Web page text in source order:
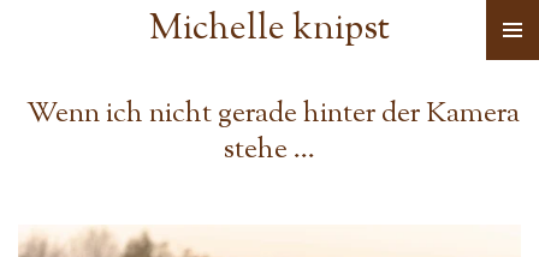
Michelle knipst
Wenn ich nicht gerade hinter der Kamera
stehe …